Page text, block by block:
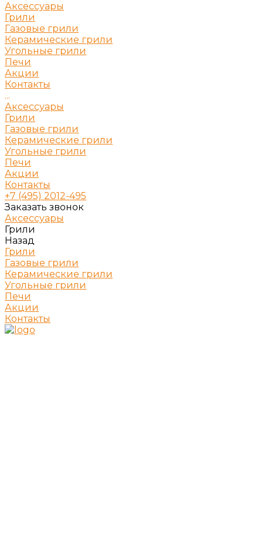
Аксессуары
Грили
Газовые грили
Керамические грили
Угольные грили
Печи
Акции
Контакты
...
Аксессуары
Грили
Газовые грили
Керамические грили
Угольные грили
Печи
Акции
Контакты
+7 (495) 2012-495
Заказать звонок
Аксессуары
Грили
Назад
Грили
Газовые грили
Керамические грили
Угольные грили
Печи
Акции
Контакты